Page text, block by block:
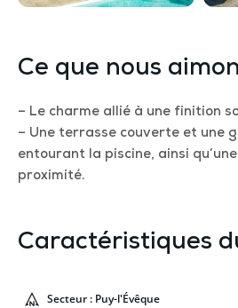
Ce que nous
– Le charme allié à une finition
– Une terrasse couverte et une
entourant la piscine, ainsi
proximité.
Caractéristiques
Secteur : Puy-l'Évêque